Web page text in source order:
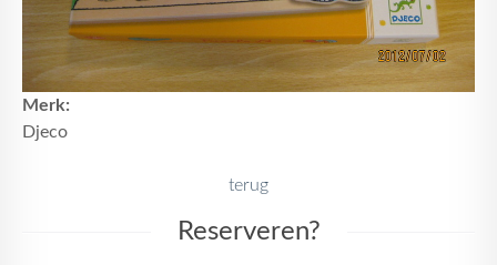
Merk:
Djeco
terug
Reserveren?